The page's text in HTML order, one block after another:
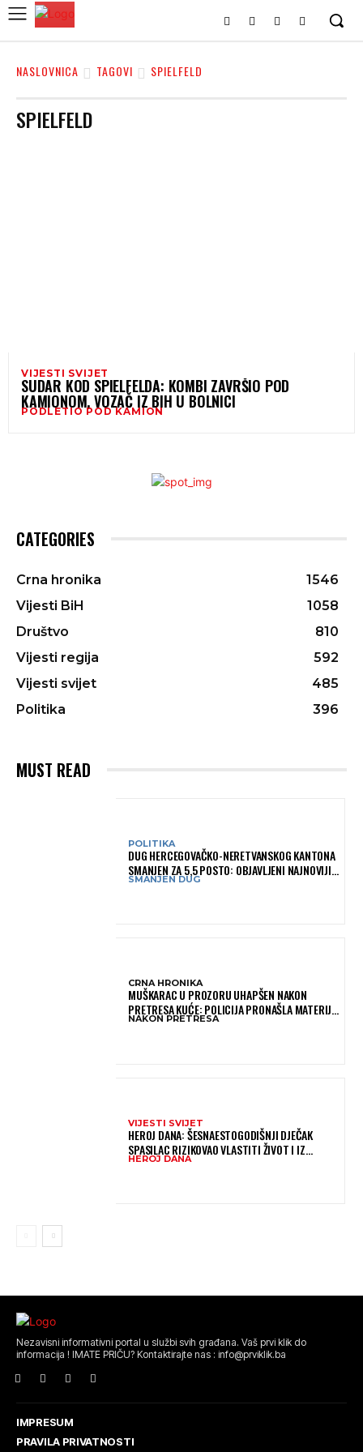
NASLOVNICA TAGOVI SPIELFELD
SPIELFELD
VIJESTI SVIJET
SUDAR KOD SPIELFELDA: KOMBI ZAVRŠIO POD
KAMIONOM, VOZAČ IZ BIH U BOLNICI
PODLETIO POD KAMION
CATEGORIES
Crna hronika
1546
Vijesti BiH
1058
Društvo
810
Vijesti regija
592
Vijesti svijet
485
Politika
396
MUST READ
POLITIKA
DUG HERCEGOVAČKO-NERETVANSKOG KANTONA
SMANJEN ZA 5,5 POSTO: OBJAVLJENI NAJNOVIJI
PODACI MINISTARSTVA FINANSIJA
SMANJEN DUG
CRNA HRONIKA
MUŠKARAC U PROZORU UHAPŠEN NAKON
PRETRESA KUĆE: POLICIJA PRONAŠLA MATERIJU
KOJA ASOCIRA NA HEROIN I PRIBOR ZA
NAKON PRETRESA
VIJESTI SVIJET
HEROJ DANA: ŠESNAESTOGODIŠNJI DJEČAK
SPASILAC RIZIKOVAO VLASTITI ŽIVOT I IZ
OGROMNIH VALOVA SPASIO 10-GODIŠNJEG
HEROJ DANA
Nezavisni informativni portal u službi svih građana. Vaš prvi klik do
informacija ! IMATE PRIČU? Kontaktirajte nas : info@prviklik.ba
IMPRESUM
PRAVILA PRIVATNOSTI